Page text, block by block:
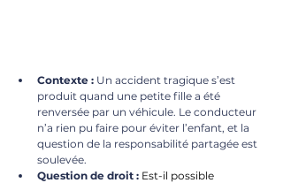
Contexte : Un accident tragique s’est
produit quand une petite fille a été
renversée par un véhicule. Le conducteur
n’a rien pu faire pour éviter l’enfant, et la
question de la responsabilité partagée est
soulevée.
Question de droit : Est-il possible